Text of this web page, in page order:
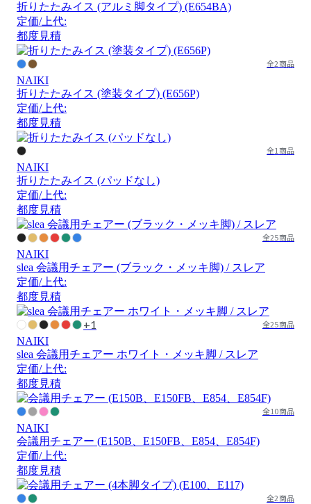
折りたたみイス (アルミ脚タイプ) (E654BA)
定価/上代:
都度見積
全2商品
NAIKI
折りたたみイス (塗装タイプ) (E656P)
定価/上代:
都度見積
全1商品
NAIKI
折りたたみイス (パッドなし)
定価/上代:
都度見積
全25商品
NAIKI
slea 会議用チェアー (ブラック・メッキ脚) / スレア
定価/上代:
都度見積
+1 全25商品
NAIKI
slea 会議用チェアー ホワイト・メッキ脚 / スレア
定価/上代:
都度見積
全10商品
NAIKI
会議用チェアー (E150B、E150FB、E854、E854F)
定価/上代:
都度見積
全2商品